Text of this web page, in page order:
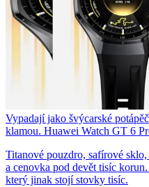
Vypadají jako švýcarské
klamou. Huawei Watch GT 6
Titanové pouzdro, safírové
a cenovka pod devět tisíc
který jinak stojí stovky tisíc.